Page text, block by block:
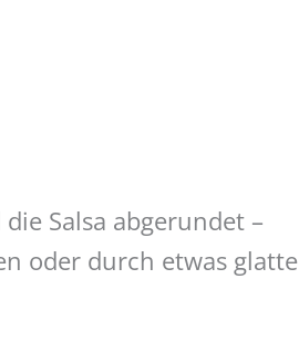
Salsa abgerundet –
oder durch etwas glatte